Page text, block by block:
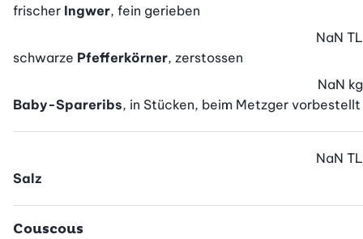
frischer Ingwer, fein gerieben
schwarze Pfefferkörner, zerstossen
NaN TL
Baby-Spareribs, in Stücken, beim Metzger vorbestellt
NaN kg
Salz
NaN TL
Couscous